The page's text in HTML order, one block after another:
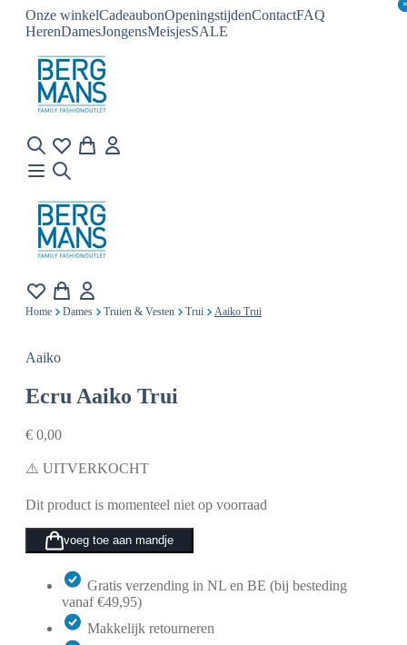
Onze winkelCadeaubonOpeningstijdenContactFAQ
HerenDamesJongensMeisjesSALE
×
×
Home Dames Truien & Vesten Trui Aaiko Trui
Aaiko
Ecru Aaiko Trui
€ 0,00
⚠️ UITVERKOCHT
Dit product is momenteel niet op voorraad
voeg toe aan mandje
Gratis verzending in NL en BE (bij besteding
vanaf €49,95)
Makkelijk retourneren